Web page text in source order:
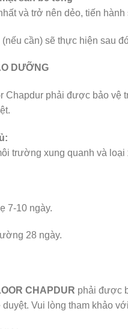
và trở nên dẻo, tiến
cần) sẽ thực hiện sau
DƯỠNG
Chapdur phải được bảo vệ
trường xung quanh và
7-10 ngày.
28 ngày.
CHAPDUR phải được
Vui lòng tham khảo